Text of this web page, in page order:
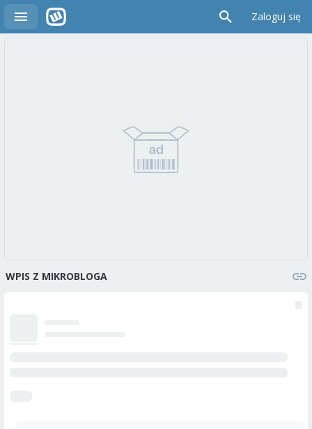
Zaloguj się
WPIS Z MIKROBLOGA